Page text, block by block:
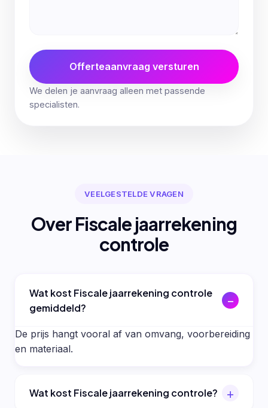
Offerteaanvraag versturen
We delen je aanvraag alleen met passende
specialisten.
VEELGESTELDE VRAGEN
Over Fiscale jaarrekening
controle
Wat kost Fiscale jaarrekening controle
gemiddeld?
De prijs hangt vooral af van omvang, voorbereiding
en materiaal.
Wat kost Fiscale jaarrekening controle?